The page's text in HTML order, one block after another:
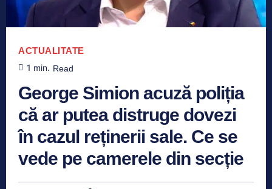
ACTUALITATE
1 min. Read
George Simion acuză poliția
că ar putea distruge dovezi
în cazul reținerii sale. Ce se
vede pe camerele din secție